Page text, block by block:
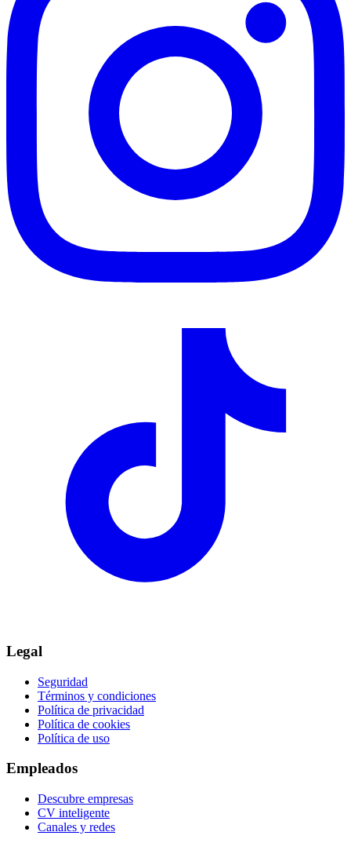
Legal
Seguridad
Términos y condiciones
Política de privacidad
Política de cookies
Política de uso
Empleados
Descubre empresas
CV inteligente
Canales y redes